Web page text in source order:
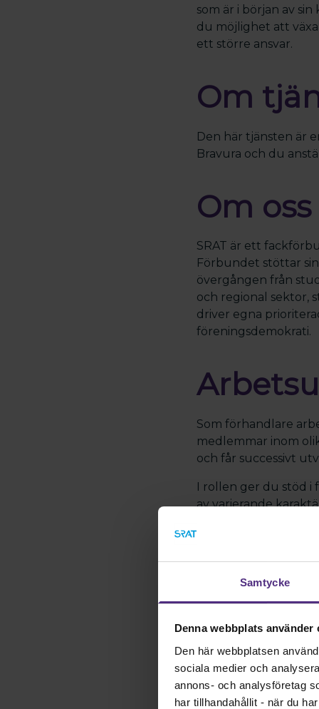
Samtycke
Denna webbplats använder
Den här webbplatsen
sociala medier och
annons- och analysföretag
har tillhandahållit - när du
som är i början av
du möjlighet att
ett större ansvar.
Om
Den här tjänsten är
Bravura och du
Om oss
SRAT är ett
Förbundet stöttar
övergången från
och regional sektor,
driver egna
föreningsdemokrati.
Som förhandlare
medlemmar inom
och får successivt
I rollen ger du stöd
av varierande
kontaktytor och
Huvudsakliga
Ge rådgivning
Delta i
Hantera och